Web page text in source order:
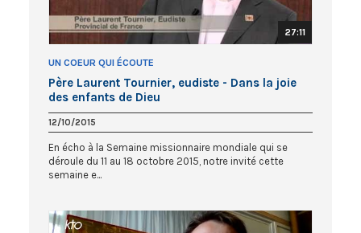
27:11
UN COEUR QUI ÉCOUTE
Père Laurent Tournier, eudiste - Dans la joie
des enfants de Dieu
12/10/2015
En écho à la Semaine missionnaire mondiale qui se
déroule du 11 au 18 octobre 2015, notre invité cette
semaine e...